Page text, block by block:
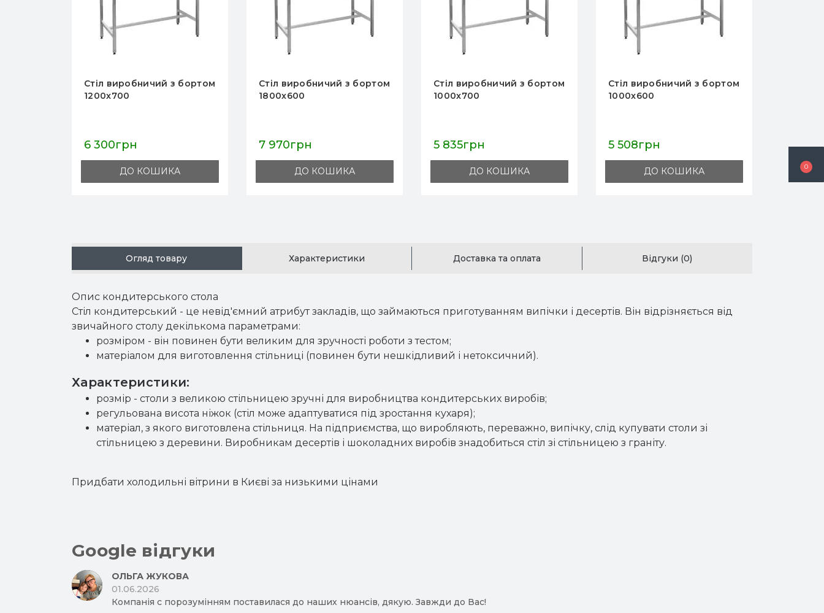
0
з бортом
Стіл виробничий з бортом
ДО КОШИКА
Стіл виробничий з бортом
ДО КОШИКА
Стіл виробничий з бортом
ДО КОШИКА
Стіл виробничий з бортом
ДО КОШИКА
Огляд товару Характеристики Доставка та оплата Відгуки (0)
Опис кондитерського стола
Стіл кондитерський - це невід'ємний атрибут закладів, що займаються приготуванням випічки і десертів. Він відрізняється від
звичайного столу декількома параметрами:
розміром - він повинен бути великим для зручності роботи з тестом;
матеріалом для виготовлення стільниці (повинен бути нешкідливий і нетоксичний).
Характеристики:
розмір - столи з великою стільницею зручні для виробництва кондитерських виробів;
регульована висота ніжок (стіл може адаптуватися під зростання кухаря);
матеріал, з якого виготовлена ​​стільниця. На підприємства, що виробляють, переважно, випічку, слід купувати столи зі
стільницею з деревини. Виробникам десертів і шоколадних виробів знадобиться стіл зі стільницею з граніту.
Придбати холодильні вітрини в Києві за низькими цінами
Google відгуки
ОЛЬГА ЖУКОВА
01.06.2026
Компанія с порозумінням поставилася до наших нюансів, дякую. Завжди до Вас!